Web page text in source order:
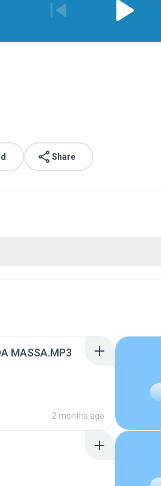
Share
MASSA.MP3
2 months ago